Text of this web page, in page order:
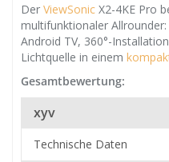
Der ViewSonic X2-4KE Pro
multifunktionaler
Android TV, 360°-
Lichtquelle in einem
Gesamtbewertung:
xyv
Technische Daten